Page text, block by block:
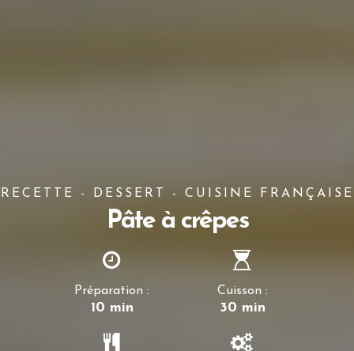
RECETTE - DESSERT - CUISINE FRANÇAISE
Pâte à crêpes
Préparation :
10 min
Cuisson :
30 min